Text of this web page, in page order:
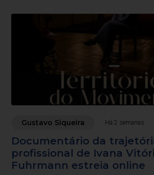
Gustavo Siqueira Há 2 semanas
Documentário da
profissional de Ivana
Fuhrmann estreia online